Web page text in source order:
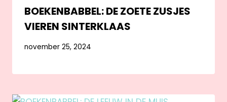
BOEKENBABBEL: DE ZOETE ZUSJES
VIEREN SINTERKLAAS
november 25, 2024